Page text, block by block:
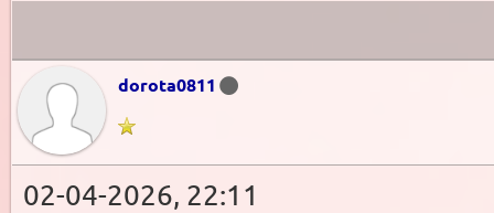
dorota0811
02-04-2026, 22:11